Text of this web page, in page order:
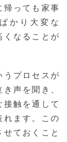
帰っても家事
かり大変な
くなることが
うプロセスが
声を聞き、
触を通して
れます。この
ておくこと